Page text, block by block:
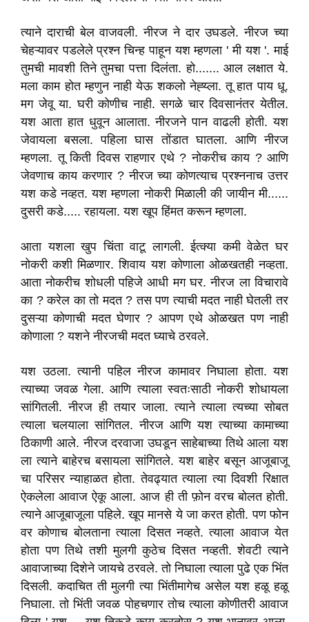
त्याने दाराची बेल वाजवली. नीरज ने दार उघडले. नीरज च्या
चेहऱ्यावर पडलेले प्रश्न चिन्ह पाहून यश म्हणला ' मी यश '. माई
तुमची मावशी तिने तुमचा पत्ता दिलंता. हो....... आल लक्षात ये.
मला काम होत म्हणुन नाही येऊ शकलो नेह्य्ला. तू हात पाय धू.
मग जेवू या. घरी कोणीच नाही. सगळे चार दिवसानंतर येतील.
यश आता हात धुवून आलाता. नीरजने पान वाढली होती. यश
जेवायला बसला. पहिला घास तोंडात घातला. आणि नीरज
म्हणला. तू किती दिवस राहणार एथे ? नोकरीच काय ? आणि
जेवणाच काय करणार ? नीरज च्या कोणत्याच प्रश्ननाच उत्तर
यश कडे नव्हत. यश म्हणला नोकरी मिळाली की जायीन मी......
दुसरी कडे..... रहायला. यश खूप हिंमत करून म्हणला.
आता यशला खुप चिंता वाटू लागली. ईत्क्या कमी वेळेत घर
नोकरी कशी मिळणार. शिवाय यश कोणाला ओळखतही नव्हता.
आता नोकरीच शोधली पहिजे आधी मग घर. नीरज ला विचारावे
का ? करेल का तो मदत ? तस पण त्याची मदत नाही घेतली तर
दुसऱ्या कोणाची मदत घेणार ? आपण एथे ओळखत पण नाही
कोणाला ? यशने नीरजची मदत घ्याचे ठरवले.
यश उठला. त्यानी पहिल नीरज कामावर निघाला होता. यश
त्याच्या जवळ गेला. आणि त्याला स्वतःसाठी नोकरी शोधायला
सांगितली. नीरज ही तयार जाला. त्याने त्याला त्यच्या सोबत
त्याला चलयाला सांगितल. नीरज आणि यश त्याच्या कामाच्या
ठिकाणी आले. नीरज दरवाजा उघडून साहेबाच्या तिथे आला यश
ला त्याने बाहेरच बसायला सांगितले. यश बाहेर बसून आजूबाजू
चा परिसर न्याहाळत होता. तेवढ्यात त्याला त्या दिवशी रिक्षात
ऐकलेला आवाज ऐकू आला. आज ही ती फ़ोन वरच बोलत होती.
त्याने आजूबाजूला पहिले. खूप मानसे ये जा करत होती. पण फोन
वर कोणाच बोलताना त्याला दिसत नव्हते. त्याला आवाज येत
होता पण तिथे तशी मुलगी कुठेच दिसत नव्हती. शेवटी त्याने
आवाजाच्या दिशेने जायचे ठरवले. तो निघाला त्याला पुढे एक भिंत
दिसली. कदाचित ती मुलगी त्या भिंतीमागेच असेल यश हळू हळू
निघाला. तो भिंती जवळ पोहचणार तोच त्याला कोणीतरी आवाज